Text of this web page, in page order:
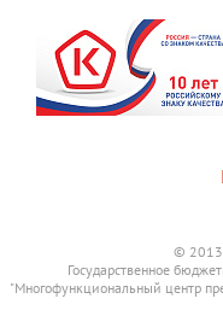
©
Государственное
"Многофункциональный центр